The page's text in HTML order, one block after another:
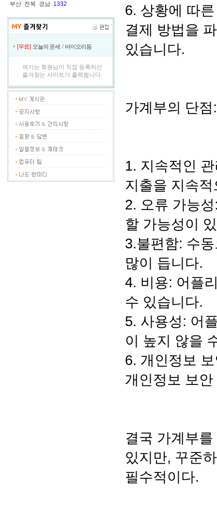
부산 전북 경남 1332
[무료] 오늘의 운세 / 바이오리듬
여기는 회원님이 직접 등록하신
즐겨찾는 사이트가 출력됩니다.
6. 상황에 따
결제 방법을
있습니다.
가계부의 단점:
1. 지속적인
지출을 지속
2. 오류 가능
할 가능성이
3.불편함: 수
많이 듭니다.
4. 비용: 어플
수 있습니다.
5. 사용성: 어
이 높지 않을
6. 개인정보
개인정보 보
결국 가계부
있지만, 꾸준
필수적이다.